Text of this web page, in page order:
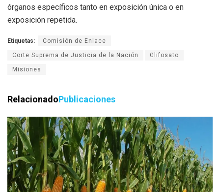
órganos específicos tanto en exposición única o en
exposición repetida.
Etiquetas: Comisión de Enlace
Corte Suprema de Justicia de la Nación Glifosato
Misiones
RelacionadoPublicaciones